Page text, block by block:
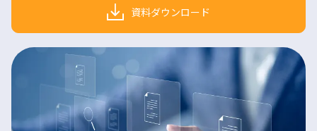
資料ダウンロード